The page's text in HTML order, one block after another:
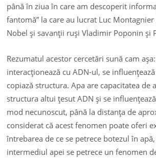
până în ziua în care am descoperit
fantomă” la care au lucrat Luc
Nobel şi savanţii ruşi Vladimir Poponin şi
Rezumatul acestor cercetări sună cam
interacţionează cu ADN-ul, se
copiază structura. Apa are capacitatea de
structura altui ţesut ADN şi se
mod necunoscut, până la distanţa de
considerat că acest fenomen poate oferi
întrebarea de ce se petrece botezul în
intermediul apei se petrece un fenomen